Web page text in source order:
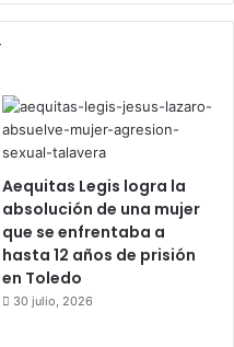
Aequitas Legis logra la
absolución de una mujer
que se enfrentaba a
hasta 12 años de prisión
en Toledo
30 julio, 2026